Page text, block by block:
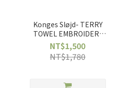
Konges Sløjd- TERRY
TOWEL EMBROIDERY
GOT 連帽浴巾（櫻桃）
NT$1,500
NT$1,780